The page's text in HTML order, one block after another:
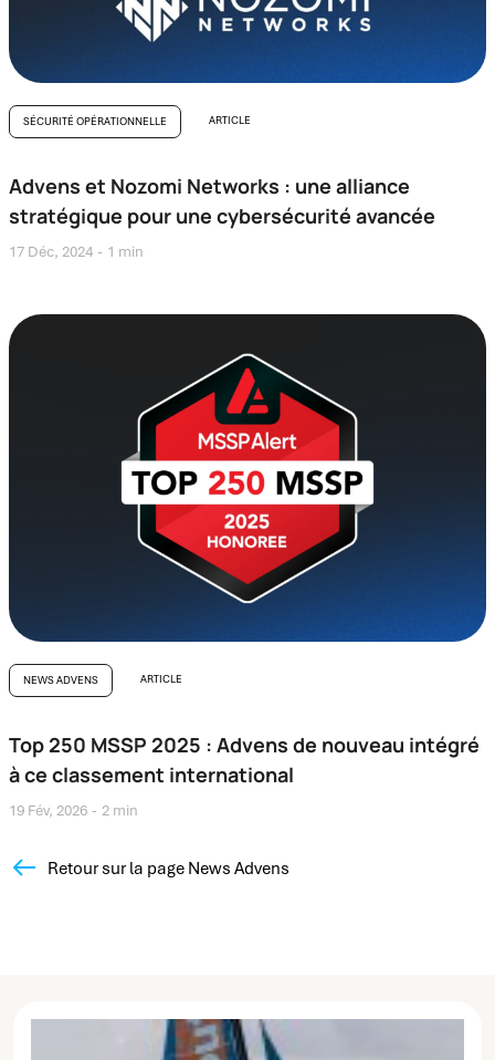
SÉCURITÉ OPÉRATIONNELLE ARTICLE
Advens et Nozomi Networks : une alliance
stratégique pour une cybersécurité avancée
17 Déc, 2024 1 min
NEWS ADVENS ARTICLE
Top 250 MSSP 2025 : Advens de nouveau intégré
à ce classement international
19 Fév, 2026 2 min
Retour sur la page News Advens